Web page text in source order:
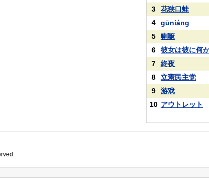
3
花狭口蛙
4
gūniáng
5
喇嘛
6
彼女は彼に何
7
終夜
8
立憲民主党
9
游戏
10 アウトレット